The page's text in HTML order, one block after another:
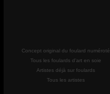
Concept original du foulard numéroté
Tous les foulards d'art en soie
Artistes déjà sur foulards
Tous les artistes